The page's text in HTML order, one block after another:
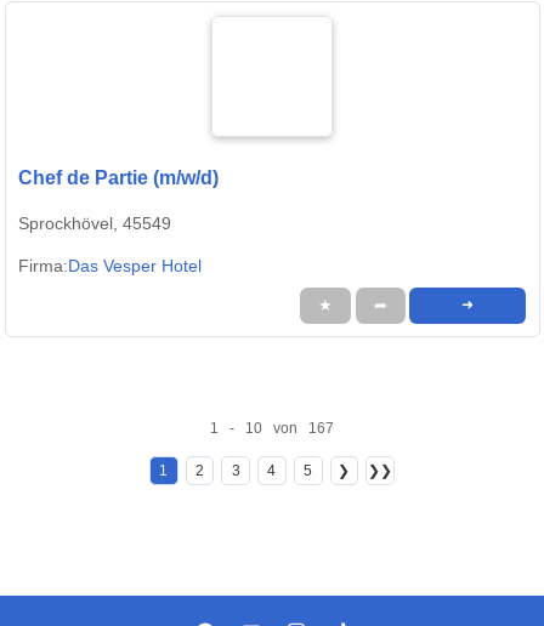
Chef de Partie (m/w/d)
Sprockhövel, 45549
Firma:Das Vesper Hotel
★ ➦ ➜
1 - 10 von 167
1 2 3 4 5 ❯ ❯❯